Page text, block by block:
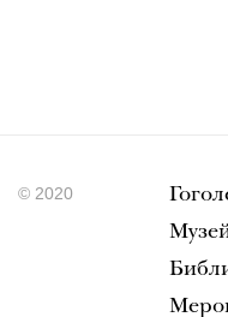
© 2020